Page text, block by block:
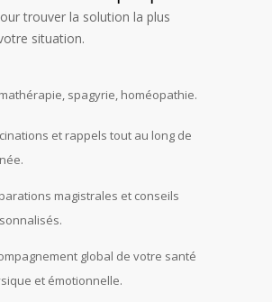
trouver la solution la plus
situation.
spagyrie, homéopathie.
et rappels tout au long de
magistrales et conseils
global de votre santé
et émotionnelle.